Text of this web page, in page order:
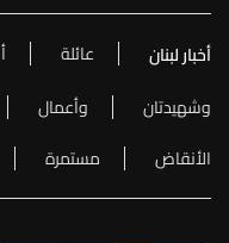
أخبار لبنان عائلة
وشهيدتان
وأعمال
الأنقاض
مستمرة